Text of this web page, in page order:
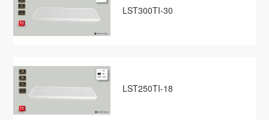
LST300TI-30
LST250TI-18